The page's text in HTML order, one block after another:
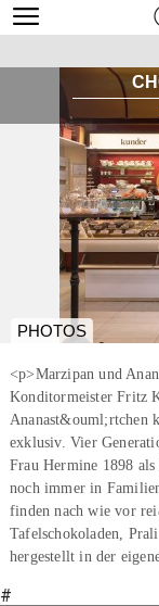
PHOTOS
<p>Marzipan und
Konditormeister Fritz
Ananast&ouml;rtchen
exklusiv. Vier
Frau Hermine 1898
noch immer in
finden nach wie vor
Tafelschokoladen,
hergestellt in der
#